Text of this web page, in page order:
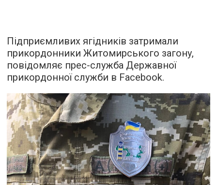
Підприємливих ягідників затримали
прикордонники Житомирського загону,
повідомляє прес-служба Державної
прикордонної служби в Facebook.